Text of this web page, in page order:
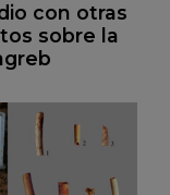
con otras
sobre la